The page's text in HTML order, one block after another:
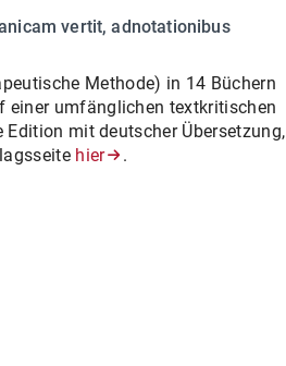
vertit, adnotationibus
Methode) in 14 Büchern
einer umfänglichen textkritischen
mit deutscher Übersetzung,
hier .